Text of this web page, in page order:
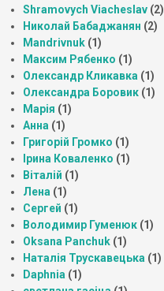
Shramovych Viacheslav (2)
Николай Бабаджанян (2)
Mandrivnuk (1)
Максим Рябенко (1)
Олександр Кликавка (1)
Олександра Боровик (1)
Марія (1)
Анна (1)
Григорій Громко (1)
Ірина Коваленко (1)
Віталій (1)
Лена (1)
Сергей (1)
Володимир Гуменюк (1)
Oksana Panchuk (1)
Наталія Трускавецька (1)
Daphnia (1)